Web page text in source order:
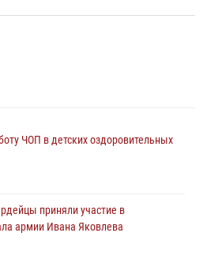
ЧОП в детских оздоровительных
приняли участие в
армии Ивана Яковлева